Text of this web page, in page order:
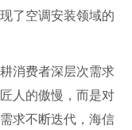
了空调安装领域的
消费者深层次需求
人的傲慢，而是对
求不断迭代，海信